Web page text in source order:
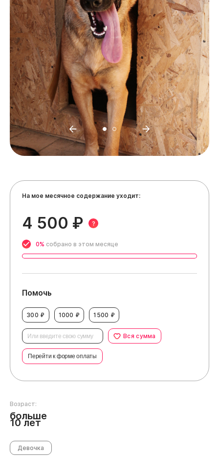
На мое месячное содержание уходит:
4 500 ₽ ?
0% собрано в этом месяце
Помочь
300 ₽ 1000 ₽ 1500 ₽
Вся сумма
Перейти к форме оплаты
Возраст:
больше
10 лет
Девочка